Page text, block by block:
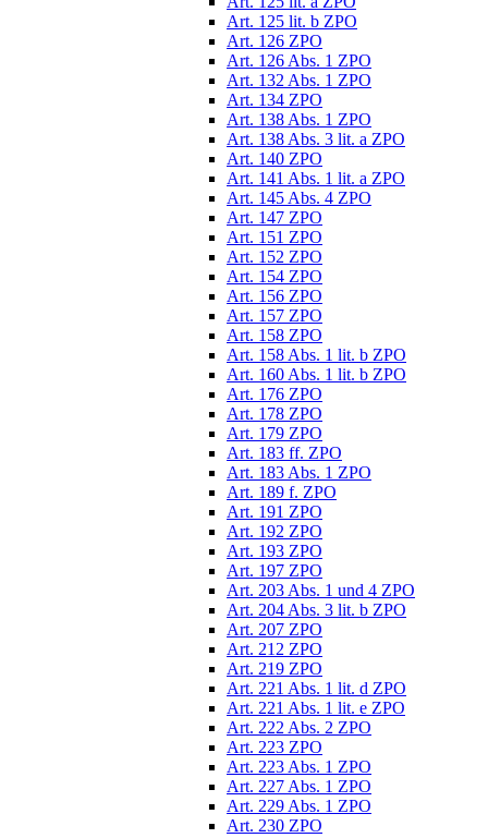
Art. 125 lit. b ZPO
Art. 126 ZPO
Art. 126 Abs. 1 ZPO
Art. 132 Abs. 1 ZPO
Art. 134 ZPO
Art. 138 Abs. 1 ZPO
Art. 138 Abs. 3 lit. a ZPO
Art. 140 ZPO
Art. 141 Abs. 1 lit. a ZPO
Art. 145 Abs. 4 ZPO
Art. 147 ZPO
Art. 151 ZPO
Art. 152 ZPO
Art. 154 ZPO
Art. 156 ZPO
Art. 157 ZPO
Art. 158 ZPO
Art. 158 Abs. 1 lit. b ZPO
Art. 160 Abs. 1 lit. b ZPO
Art. 176 ZPO
Art. 178 ZPO
Art. 179 ZPO
Art. 183 ff. ZPO
Art. 183 Abs. 1 ZPO
Art. 189 f. ZPO
Art. 191 ZPO
Art. 192 ZPO
Art. 193 ZPO
Art. 197 ZPO
Art. 203 Abs. 1 und 4 ZPO
Art. 204 Abs. 3 lit. b ZPO
Art. 207 ZPO
Art. 212 ZPO
Art. 219 ZPO
Art. 221 Abs. 1 lit. d ZPO
Art. 221 Abs. 1 lit. e ZPO
Art. 222 Abs. 2 ZPO
Art. 223 ZPO
Art. 223 Abs. 1 ZPO
Art. 227 Abs. 1 ZPO
Art. 229 Abs. 1 ZPO
Art. 230 ZPO